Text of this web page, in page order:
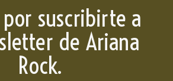
por suscribirte a
de Ariana
Rock.